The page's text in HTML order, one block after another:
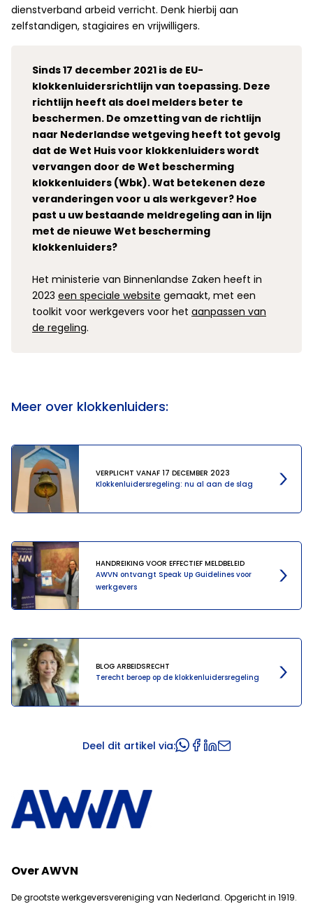
dienstverband arbeid verricht. Denk hierbij aan
zelfstandigen, stagiaires en vrijwilligers.
Sinds 17 december 2021 is de EU-
klokkenluidersrichtlijn van toepassing. Deze
richtlijn heeft als doel melders beter te
beschermen. De omzetting van de richtlijn
naar Nederlandse wetgeving heeft tot gevolg
dat de Wet Huis voor klokkenluiders wordt
vervangen door de Wet bescherming
klokkenluiders (Wbk). Wat betekenen deze
veranderingen voor u als werkgever? Hoe
past u uw bestaande meldregeling aan in lijn
met de nieuwe Wet bescherming
klokkenluiders?
Het ministerie van Binnenlandse Zaken heeft in
2023 een speciale website gemaakt, met een
toolkit voor werkgevers voor het aanpassen van
de regeling.
Meer over klokkenluiders:
Klokkenluidersregeling: nu al aan de slag
VERPLICHT VANAF 17 DECEMBER 2023
AWVN ontvangt Speak Up Guidelines voor
werkgevers
HANDREIKING VOOR EFFECTIEF MELDBELEID
Terecht beroep op de klokkenluidersregeling
BLOG ARBEIDSRECHT
Deel dit artikel via:
Over AWVN
De grootste werkgeversvereniging van Nederland. Opgericht in 1919.